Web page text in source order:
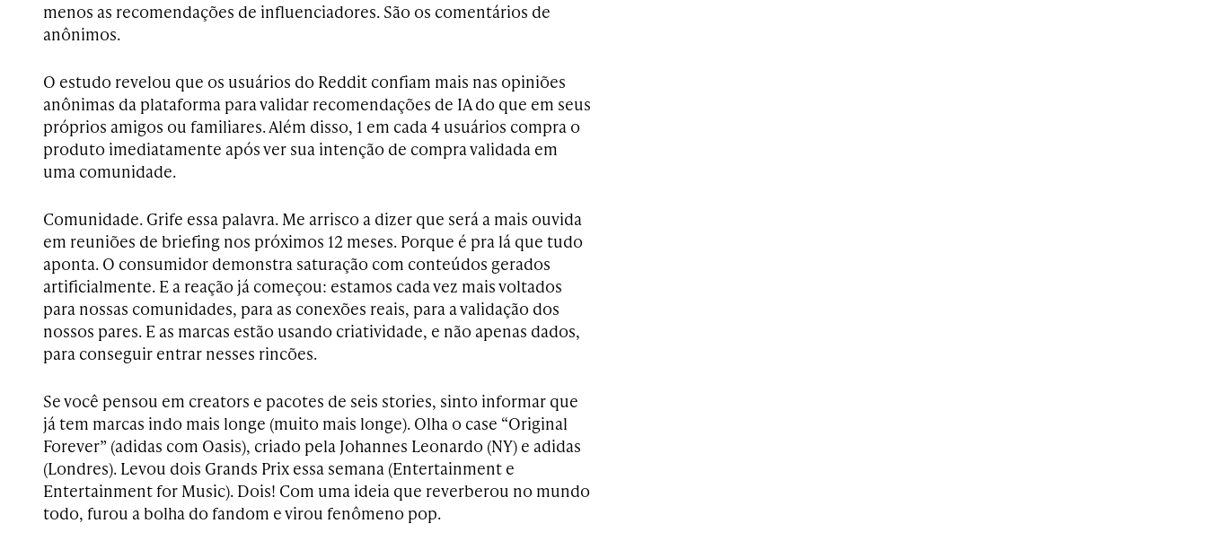
menos as recomendações de influenciadores. São os comentários de
anônimos.
O estudo revelou que os usuários do Reddit confiam mais nas opiniões
anônimas da plataforma para validar recomendações de IA do que em seus
próprios amigos ou familiares. Além disso, 1 em cada 4 usuários compra o
produto imediatamente após ver sua intenção de compra validada em
uma comunidade.
Comunidade. Grife essa palavra. Me arrisco a dizer que será a mais ouvida
em reuniões de briefing nos próximos 12 meses. Porque é pra lá que tudo
aponta. O consumidor demonstra saturação com conteúdos gerados
artificialmente. E a reação já começou: estamos cada vez mais voltados
para nossas comunidades, para as conexões reais, para a validação dos
nossos pares. E as marcas estão usando criatividade, e não apenas dados,
para conseguir entrar nesses rincões.
Se você pensou em creators e pacotes de seis stories, sinto informar que
já tem marcas indo mais longe (muito mais longe). Olha o case “Original
Forever” (adidas com Oasis), criado pela Johannes Leonardo (NY) e adidas
(Londres). Levou dois Grands Prix essa semana (Entertainment e
Entertainment for Music). Dois! Com uma ideia que reverberou no mundo
todo, furou a bolha do fandom e virou fenômeno pop.